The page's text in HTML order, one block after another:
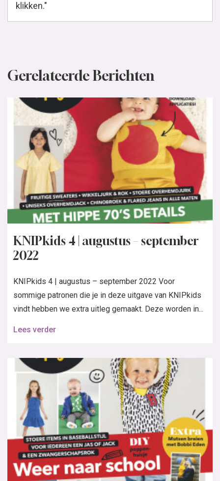
klikken."
Gerelateerde Berichten
KNIPkids 4 | augustus – september
2022
KNIPkids 4 | augustus – september 2022 Voor
sommige patronen die je in deze uitgave van KNIPkids
vindt hebben we extra uitleg gemaakt. Deze worden in...
Lees verder